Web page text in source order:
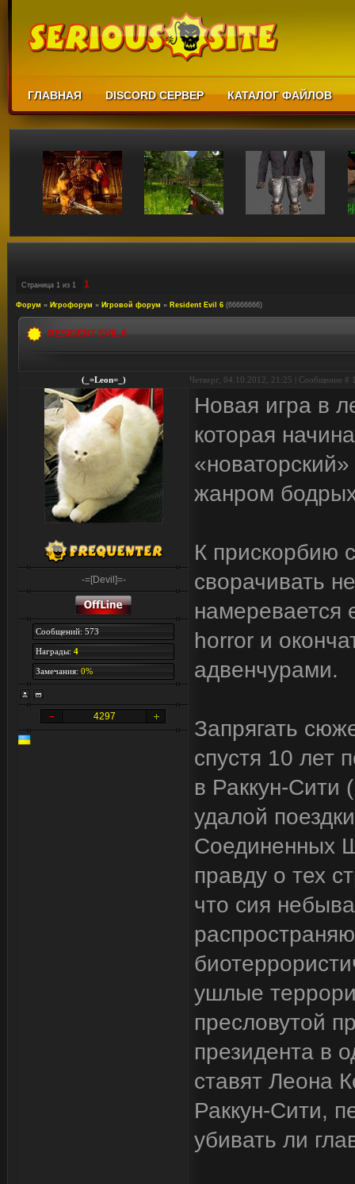
ГЛАВНАЯ DISCORD СЕРВЕР КАТАЛОГ ФАЙЛОВ
Страница 1 из 1 1
Форум » Игрофорум » Игровой форум » Resident Evil 6 (66666666)
RESIDENT EVIL 6
(_=Leon=_) Четверг, 04.10.2012, 21:25 | Сообщение #
-=[Devil]=-
Сообщений: 573
Награды: 4
Замечания: 0%
4297
Новая игра в
которая
жанром
К прискорбию
сворачивать
намеревается
horror и
адвенчурами.
Запрягать
спустя 10 лет
в Раккун-Сити
удалой
Соединенных
правду о тех
что сия
ушлые
пресловутой
президента в
ставят Леона
Раккун-Сити,
убивать ли